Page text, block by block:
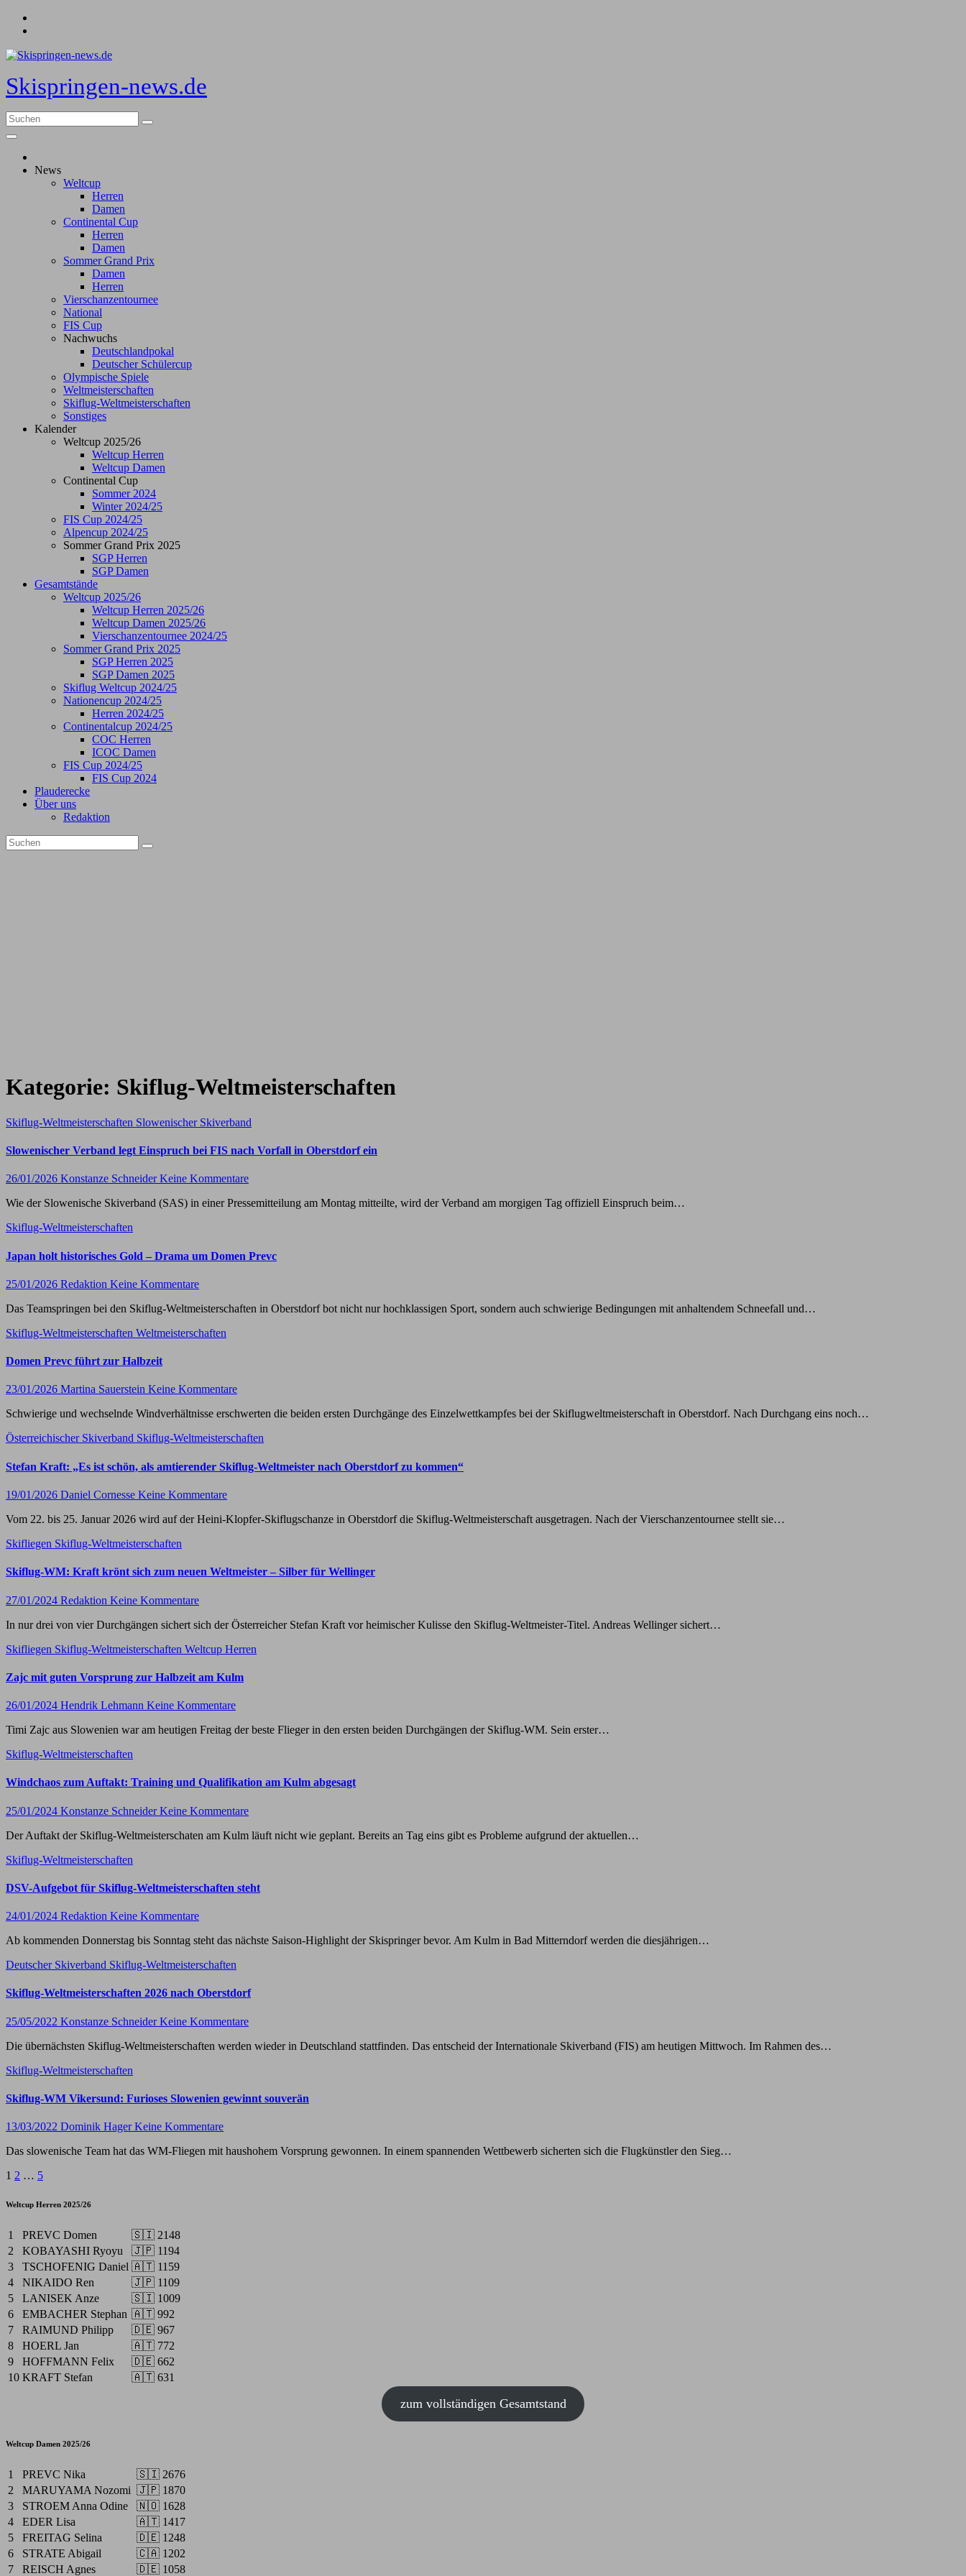
Zum
Inhalt
Skispringen-news.de
News
Weltcup
Herren
Damen
Continental Cup
Herren
Damen
Sommer Grand Prix
Damen
Herren
Vierschanzentournee
National
FIS Cup
Nachwuchs
Deutschlandpokal
Deutscher Schülercup
Olympische Spiele
Weltmeisterschaften
Skiflug-Weltmeisterschaften
Sonstiges
Kalender
Weltcup 2025/26
Weltcup Herren
Weltcup Damen
Continental Cup
Sommer 2024
Winter 2024/25
FIS Cup 2024/25
Alpencup 2024/25
Sommer Grand Prix 2025
SGP Herren
SGP Damen
Gesamtstände
Weltcup 2025/26
Weltcup Herren 2025/26
Weltcup Damen 2025/26
Vierschanzentournee 2024/25
Sommer Grand Prix 2025
SGP Herren 2025
SGP Damen 2025
Skiflug Weltcup 2024/25
Nationencup 2024/25
Herren 2024/25
Continentalcup 2024/25
COC Herren
ICOC Damen
FIS Cup 2024/25
FIS Cup 2024
Plauderecke
Über uns
Redaktion
Kategorie: Skiflug-Weltmeisterschaften
Skiflug-Weltmeisterschaften Slowenischer Skiverband
Slowenischer Verband legt Einspruch bei FIS nach Vorfall in Oberstdorf ein
26/01/2026 Konstanze SchneiderKeine Kommentare
Wie der Slowenische Skiverband (SAS) in einer Pressemitteilung am Montag mitteilte, wird der Verband am morgigen Tag offiziell Einspruch beim…
Skiflug-Weltmeisterschaften
Japan holt historisches Gold – Drama um Domen Prevc
25/01/2026 Redaktion Keine Kommentare
Das Teamspringen bei den Skiflug-Weltmeisterschaften in Oberstdorf bot nicht nur hochklassigen Sport, sondern auch schwierige Bedingungen mit anhaltendem Schneefall und…
Skiflug-Weltmeisterschaften Weltmeisterschaften
Domen Prevc führt zur Halbzeit
23/01/2026 Martina Sauerstein Keine Kommentare
Schwierige und wechselnde Windverhältnisse erschwerten die beiden ersten Durchgänge des Einzelwettkampfes bei der Skiflugweltmeisterschaft in Oberstdorf. Nach Durchgang eins noch…
Österreichischer Skiverband Skiflug-Weltmeisterschaften
Stefan Kraft: „Es ist schön, als amtierender Skiflug-Weltmeister nach Oberstdorf zu kommen“
19/01/2026 Daniel Cornesse Keine Kommentare
Vom 22. bis 25. Januar 2026 wird auf der Heini-Klopfer-Skiflugschanze in Oberstdorf die Skiflug-Weltmeisterschaft ausgetragen. Nach der Vierschanzentournee stellt sie…
Skifliegen Skiflug-Weltmeisterschaften
Skiflug-WM: Kraft krönt sich zum neuen Weltmeister – Silber für Wellinger
27/01/2024 Redaktion Keine Kommentare
In nur drei von vier Durchgängen sichert sich der Österreicher Stefan Kraft vor heimischer Kulisse den Skiflug-Weltmeister-Titel. Andreas Wellinger sichert…
Skifliegen Skiflug-Weltmeisterschaften Weltcup Herren
Zajc mit guten Vorsprung zur Halbzeit am Kulm
26/01/2024 Hendrik Lehmann Keine Kommentare
Timi Zajc aus Slowenien war am heutigen Freitag der beste Flieger in den ersten beiden Durchgängen der Skiflug-WM. Sein erster…
Skiflug-Weltmeisterschaften
Windchaos zum Auftakt: Training und Qualifikation am Kulm abgesagt
25/01/2024 Konstanze SchneiderKeine Kommentare
Der Auftakt der Skiflug-Weltmeisterschaten am Kulm läuft nicht wie geplant. Bereits an Tag eins gibt es Probleme aufgrund der aktuellen…
Skiflug-Weltmeisterschaften
DSV-Aufgebot für Skiflug-Weltmeisterschaften steht
24/01/2024 Redaktion Keine Kommentare
Ab kommenden Donnerstag bis Sonntag steht das nächste Saison-Highlight der Skispringer bevor. Am Kulm in Bad Mitterndorf werden die diesjährigen…
Deutscher Skiverband Skiflug-Weltmeisterschaften
Skiflug-Weltmeisterschaften 2026 nach Oberstdorf
25/05/2022 Konstanze SchneiderKeine Kommentare
Die übernächsten Skiflug-Weltmeisterschaften werden wieder in Deutschland stattfinden. Das entscheid der Internationale Skiverband (FIS) am heutigen Mittwoch. Im Rahmen des…
Skiflug-Weltmeisterschaften
Skiflug-WM Vikersund: Furioses Slowenien gewinnt souverän
13/03/2022 Dominik HagerKeine Kommentare
Das slowenische Team hat das WM-Fliegen mit haushohem Vorsprung gewonnen. In einem spannenden Wettbewerb sicherten sich die Flugkünstler den Sieg…
Seitennummerierung
der
1 2 … 5
Weltcup Herren 2025/26
1 PREVC Domen 🇸🇮 2148
2
KOBAYASHI Ryoyu 🇯🇵 1194
3
TSCHOFENIG Daniel 🇦🇹 1159
4
NIKAIDO Ren 🇯🇵 1109
5
LANISEK Anze 🇸🇮 1009
6
EMBACHER Stephan 🇦🇹 992
7
RAIMUND Philipp 🇩🇪 967
8
HOERL Jan 🇦🇹 772
9
HOFFMANN Felix 🇩🇪 662
10 KRAFT Stefan 🇦🇹 631
zum vollständigen Gesamtstand
Weltcup Damen 2025/26
1 PREVC Nika 🇸🇮 2676
2
MARUYAMA Nozomi 🇯🇵 1870
3
STROEM Anna Odine 🇳🇴 1628
4
EDER Lisa 🇦🇹 1417
5
FREITAG Selina 🇩🇪 1248
6
STRATE Abigail 🇨🇦 1202
7
REISCH Agnes 🇩🇪 1058